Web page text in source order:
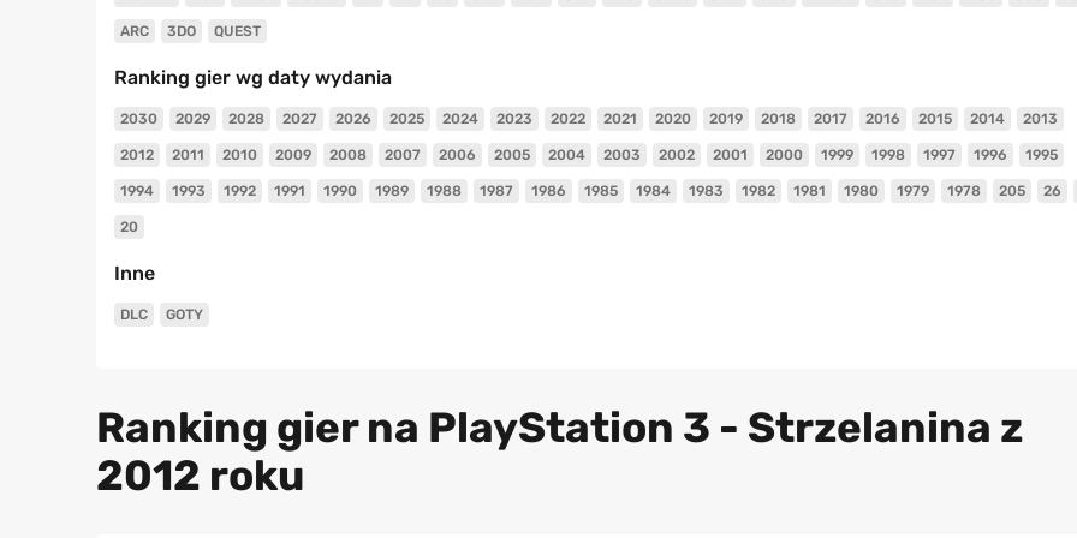
ARC 3DO QUEST
Ranking gier wg daty wydania
2030 2029 2028 2027 2026 2025 2024 2023 2022 2021 2020 2019 2018 2017 2016 2015 2014 2013
2012 2011 2010 2009 2008 2007 2006 2005 2004 2003 2002 2001 2000 1999 1998 1997 1996 1995
1994 1993 1992 1991 1990 1989 1988 1987 1986 1985 1984 1983 1982 1981 1980 1979 1978 205 26
20
Inne
DLC GOTY
Ranking gier na PlayStation 3 - Strzelanina z
2012 roku